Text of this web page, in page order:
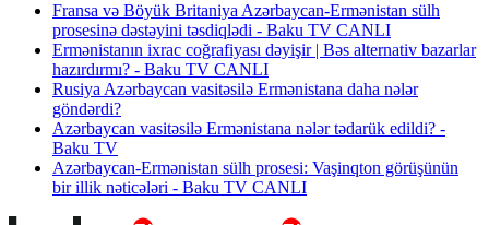
Fransa və Böyük Britaniya Azərbaycan-Ermənistan sülh
prosesinə dəstəyini təsdiqlədi - Baku TV CANLI
Ermənistanın ixrac coğrafiyası dəyişir | Bəs alternativ bazarlar
hazırdırmı? - Baku TV CANLI
Rusiya Azərbaycan vasitəsilə Ermənistana daha nələr
göndərdi?
Azərbaycan vasitəsilə Ermənistana nələr tədarük edildi? -
Baku TV
Azərbaycan-Ermənistan sülh prosesi: Vaşinqton görüşünün
bir illik nəticələri - Baku TV CANLI